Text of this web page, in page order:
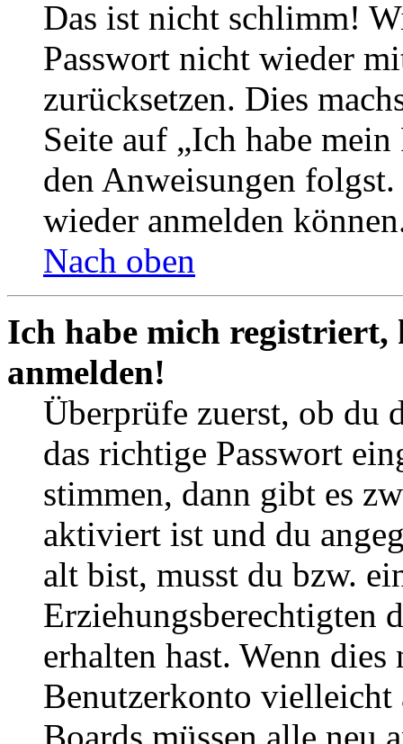
Das ist nicht schlimm!
Passwort nicht wieder
zurücksetzen. Dies
Seite auf „Ich habe
den Anweisungen
wieder anmelden
Nach oben
Ich habe mich
anmelden!
Überprüfe zuerst, ob du
das richtige Passwort
stimmen, dann gibt es
aktiviert ist und du
alt bist, musst du bzw.
Erziehungsberechtigten
erhalten hast. Wenn
Benutzerkonto